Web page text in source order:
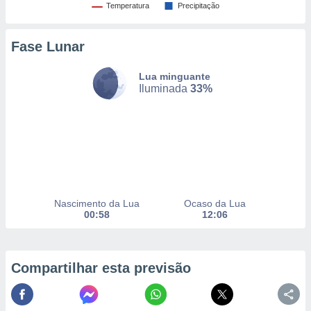
nós e
se
tal,
seu
Temperatura Precipitação
Fase Lunar
Lua minguante
Iluminada 33%
Nascimento da Lua
00:58
Ocaso da Lua
12:06
Compartilhar esta previsão